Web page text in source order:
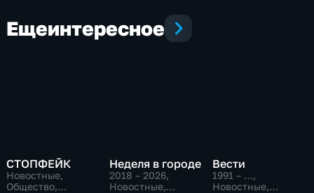
Ещеинтересное
СТОПФЕЙК
Новостные,
Общество,
Неделя в городе
2018 – 2026,
Новостные,
Вести
1991 – …,
Новостные,